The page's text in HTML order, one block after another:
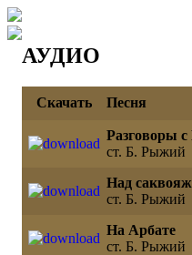
АУДИО
Скачать Песня
Разговоры
ст. Б. Рыжий
Над
ст. Б. Рыжий
На Арбате
ст. Б. Рыжий